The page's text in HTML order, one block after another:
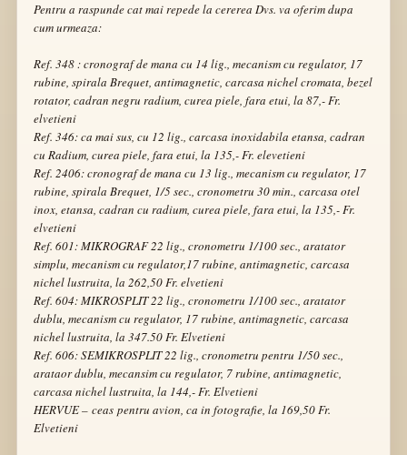
Pentru a raspunde cat mai repede la cererea Dvs. va oferim dupa
cum urmeaza:
Ref. 348 : cronograf de mana cu 14 lig., mecanism cu regulator, 17
rubine, spirala Brequet, antimagnetic, carcasa nichel cromata, bezel
rotator, cadran negru radium, curea piele, fara etui, la 87,- Fr.
elvetieni
Ref. 346: ca mai sus, cu 12 lig., carcasa inoxidabila etansa, cadran
cu Radium, curea piele, fara etui, la 135,- Fr. elevetieni
Ref. 2406: cronograf de mana cu 13 lig., mecanism cu regulator, 17
rubine, spirala Brequet, 1/5 sec., cronometru 30 min., carcasa otel
inox, etansa, cadran cu radium, curea piele, fara etui, la 135,- Fr.
elvetieni
Ref. 601: MIKROGRAF 22 lig., cronometru 1/100 sec., aratator
simplu, mecanism cu regulator,17 rubine, antimagnetic, carcasa
nichel lustruita, la 262,50 Fr. elvetieni
Ref. 604: MIKROSPLIT 22 lig., cronometru 1/100 sec., aratator
dublu, mecanism cu regulator, 17 rubine, antimagnetic, carcasa
nichel lustruita, la 347.50 Fr. Elvetieni
Ref. 606: SEMIKROSPLIT 22 lig., cronometru pentru 1/50 sec.,
arataor dublu, mecansim cu regulator, 7 rubine, antimagnetic,
carcasa nichel lustruita, la 144,- Fr. Elvetieni
HERVUE – ceas pentru avion, ca in fotografie, la 169,50 Fr.
Elvetieni